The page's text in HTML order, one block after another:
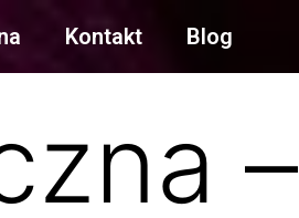
Kontakt Blog
–